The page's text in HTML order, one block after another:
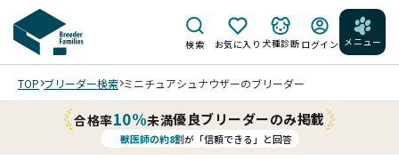
検索 お気に入り 犬種診断 ログイン メニュー
TOP ブリーダー検索 ミニチュアシュナウザーのブリーダー
合格率10%未満優良ブリーダーのみ掲載
獣医師の約8割が「信頼できる」と回答